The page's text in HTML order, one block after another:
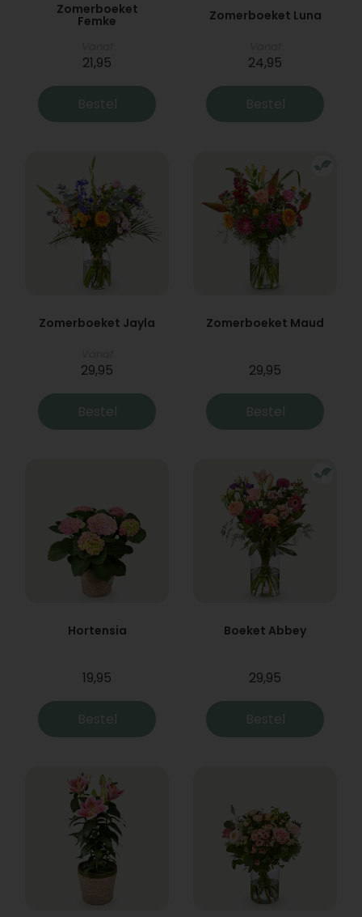
Zomerboeket
Femke
21,95
Bestel
Zomerboeket Luna
24,95
Bestel
Zomerboeket Jayla
29,95
Bestel
Zomerboeket Maud
29,95
Bestel
Hortensia
19,95
Bestel
Boeket Abbey
29,95
Bestel